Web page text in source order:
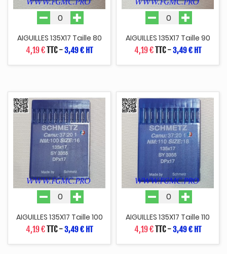
AIGUILLES 135X17 Taille 80
4,19 €TTC-3,49 € HT
AIGUILLES 135X17 Taille 90
4,19 €TTC-3,49 € HT
AIGUILLES 135X17 Taille 100
4,19 €TTC-3,49 € HT
AIGUILLES 135X17 Taille 110
4,19 €TTC-3,49 € HT